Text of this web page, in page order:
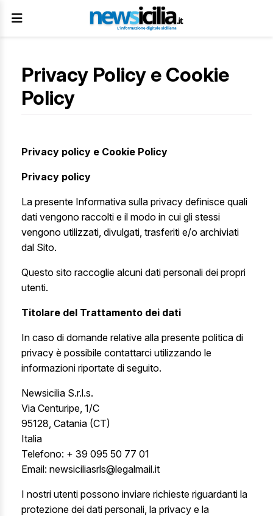
Privacy Policy e Cookie
Policy
Privacy policy e Cookie Policy
Privacy policy
La presente Informativa sulla privacy definisce quali
dati vengono raccolti e il modo in cui gli stessi
vengono utilizzati, divulgati, trasferiti e/o archiviati
dal Sito.
Questo sito raccoglie alcuni dati personali dei propri
utenti.
Titolare del Trattamento dei dati
In caso di domande relative alla presente politica di
privacy è possibile contattarci utilizzando le
informazioni riportate di seguito.
Newsicilia S.r.l.s.
Via Centuripe, 1/C
95128, Catania (CT)
Italia
Telefono: + 39 095 50 77 01
Email: newsiciliasrls@legalmail.it
I nostri utenti possono inviare richieste riguardanti la
protezione dei dati personali, la privacy e la